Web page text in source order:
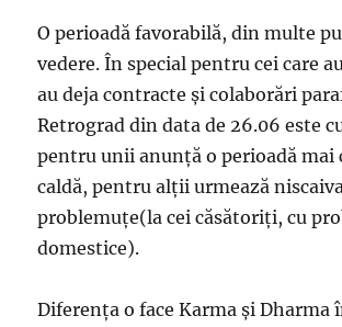
O perioadă favorabilă, din multe
vedere. În special pentru cei care
au deja contracte şi colaborări
Retrograd din data de 26.06 este
pentru unii anunţă o perioadă mai
caldă, pentru alţii urmează niscaiva
problemuţe(la cei căsătoriţi, cu
domestice).
Diferenţa o face Karma şi Dharma